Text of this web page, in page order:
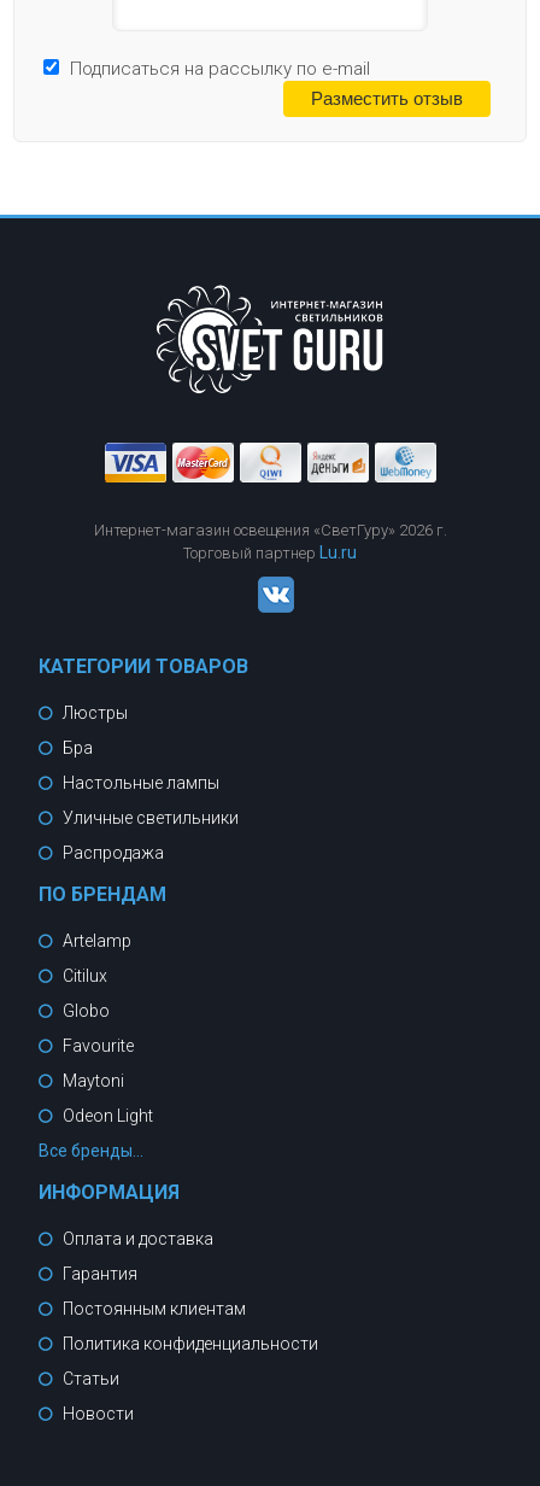
Подписаться на рассылку по e-mail
Интернет-магазин освещения «СветГуру» 2026 г.
Торговый партнер Lu.ru
КАТЕГОРИИ ТОВАРОВ
Люстры
Бра
Настольные лампы
Уличные светильники
Распродажа
ПО БРЕНДАМ
Artelamp
Citilux
Globo
Favourite
Maytoni
Odeon Light
Все бренды...
ИНФОРМАЦИЯ
Оплата и доставка
Гарантия
Постоянным клиентам
Политика конфиденциальности
Статьи
Новости